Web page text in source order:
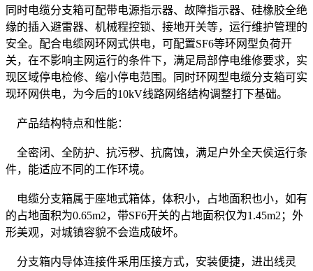
同时电缆分支箱可配带电源指示器、故障指示器、硅橡胶全绝
缘的插入避雷器、机械程控锁、接地开关等，运行维护管理的
安全。配合电缆网环网式供电，可配置SF6等环网型负荷开
关，在不影响主网运行的条件下，满足局部停电维修要求，实
现区域停电检修、缩小停电范围。同时环网型电缆分支箱可实
现环网供电，为今后的10kV线路网络结构调整打下基础。
产品结构特点和性能：
全密闭、全防护、抗污秽、抗腐蚀，满足户外全天侯运行条
件，能适应不同的工作环境。
电缆分支箱属于座地式箱体，体积小，占地面积也小，如有
的占地面积为0.65m2，带SF6开关的占地面积仅为1.45m2；外
形美观，对城镇容貌不会造成破坏。
分支箱内导体连接件采用压接方式，安装便捷，进出线灵